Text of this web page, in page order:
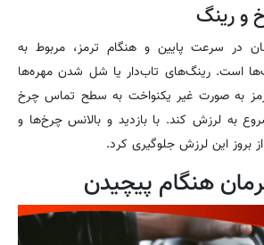
در سرعت پایین و هنگام ترمز، مربوط به
است. رینگ‌های تاب‌دار یا شل شدن مهره‌ها
به صورت غیر یکنواخت به سطح تماس چرخ
به لرزش کند. با بازدید و بالانس چرخ‌ها و
بروز این لرزش جلوگیری کرد.
هنگام پیچیدن